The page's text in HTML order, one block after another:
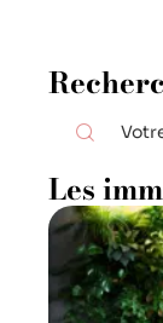
Les